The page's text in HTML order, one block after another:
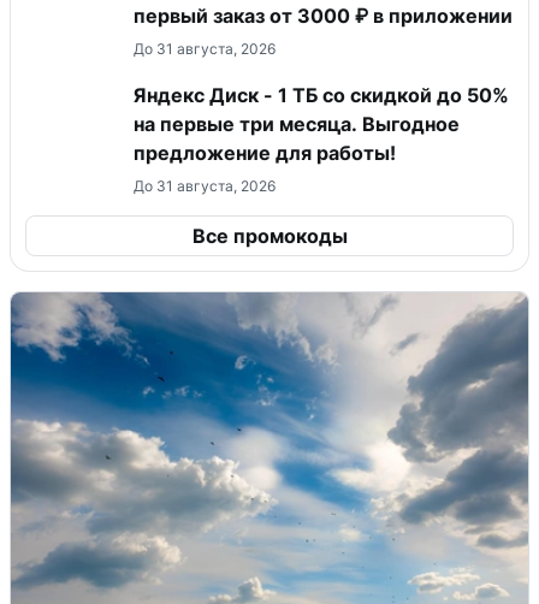
первый заказ от 3000 ₽ в приложении
До 31 августа, 2026
Яндекс Диск - 1 ТБ со скидкой до 50%
на первые три месяца. Выгодное
предложение для работы!
До 31 августа, 2026
Все промокоды